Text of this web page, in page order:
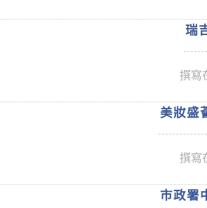
瑞
撰寫
美妝盛
撰寫
市政署